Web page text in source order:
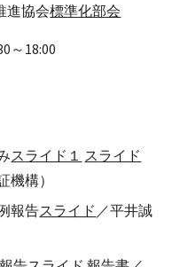
進協会標準化部会
～18:00
スライド１ スライド
機構）
報告スライド ／平井誠